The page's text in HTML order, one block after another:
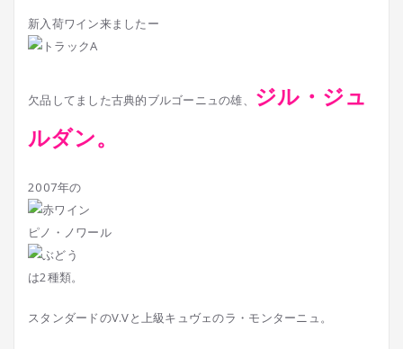
新入荷ワイン来ましたー
欠品してました古典的ブルゴーニュの雄、
ジル・ジュ
ルダン。
2007年の
ピノ・ノワール
は2種類。
スタンダードのV.Vと上級キュヴェのラ・モンターニュ。